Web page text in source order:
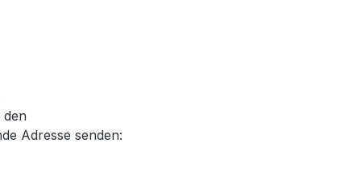
den
Adresse senden: